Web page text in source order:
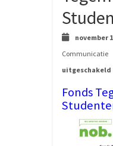
november
Communicatie
uitgeschakeld
Fonds